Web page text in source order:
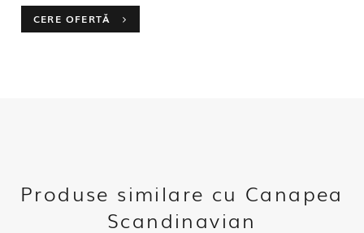
CERE OFERTĂ
Produse similare cu Canapea
Scandinavian